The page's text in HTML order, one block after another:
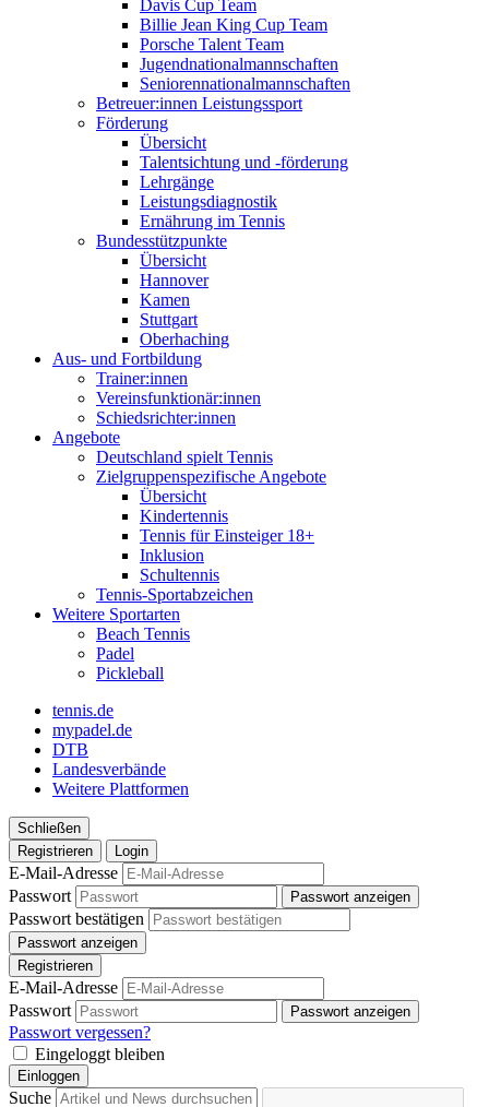
Davis Cup Team
Billie Jean King Cup Team
Porsche Talent Team
Jugendnationalmannschaften
Seniorennationalmannschaften
Betreuer:innen Leistungssport
Förderung
Übersicht
Talentsichtung und -förderung
Lehrgänge
Leistungsdiagnostik
Ernährung im Tennis
Bundesstützpunkte
Übersicht
Hannover
Kamen
Stuttgart
Oberhaching
Aus- und Fortbildung
Trainer:innen
Vereinsfunktionär:innen
Schiedsrichter:innen
Angebote
Deutschland spielt Tennis
Zielgruppenspezifische Angebote
Übersicht
Kindertennis
Tennis für Einsteiger 18+
Inklusion
Schultennis
Tennis-Sportabzeichen
Weitere Sportarten
Beach Tennis
Padel
Pickleball
tennis.de
mypadel.de
DTB
Landesverbände
Weitere Plattformen
Schließen
Registrieren
Login
E-Mail-Adresse
Passwort
Passwort anzeigen
Passwort bestätigen
Passwort anzeigen
Registrieren
E-Mail-Adresse
Passwort
Passwort anzeigen
Passwort vergessen?
Eingeloggt bleiben
Einloggen
Suche